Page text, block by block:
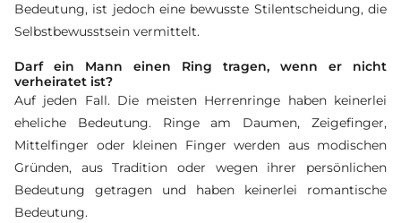
Bedeutung, ist jedoch eine bewusste Stilentscheidung, die
Selbstbewusstsein vermittelt.
Darf ein Mann einen Ring tragen, wenn er nicht
verheiratet ist?
Auf jeden Fall. Die meisten Herrenringe haben keinerlei
eheliche Bedeutung. Ringe am Daumen, Zeigefinger,
Mittelfinger oder kleinen Finger werden aus modischen
Gründen, aus Tradition oder wegen ihrer persönlichen
Bedeutung getragen und haben keinerlei romantische
Bedeutung.